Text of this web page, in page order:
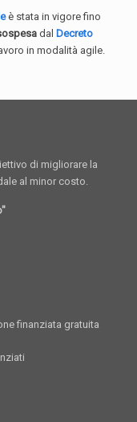
è stata in vigore fino
dal Decreto
in modalità agile.
di migliorare la
al minor costo.
finanziata gratuita